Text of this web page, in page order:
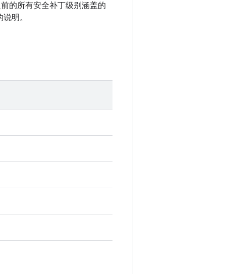
的所有安全补丁级别涵盖的
明。